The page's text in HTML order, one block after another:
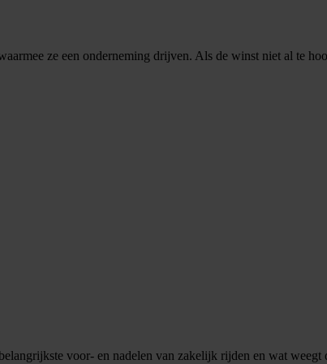
ze een onderneming drijven. Als de winst niet al te
voor- en nadelen van zakelijk rijden en wat weegt